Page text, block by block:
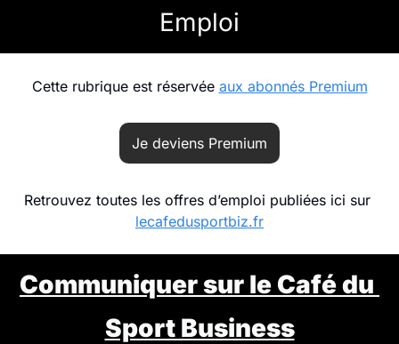
Emploi
Cette rubrique est réservée aux abonnés Premium
Je deviens Premium
lecafedusportbiz.fr
Communiquer sur le Café du
Sport Business